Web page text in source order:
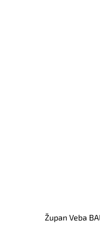
Župan Veba